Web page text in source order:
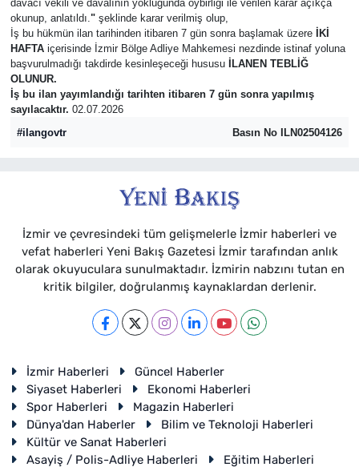
davacı vekili ve davalının yokluğunda oybirliği ile verilen karar açıkça
okunup, anlatıldı."şeklinde karar verilmiş olup,
İş bu hükmün ilan tarihinden itibaren 7 gün sonra başlamak üzere
İKİ
HAFTAiçerisinde İzmir Bölge Adliye Mahkemesi nezdinde istinaf yoluna
başvurulmadığı takdirde kesinleşeceği hususuİLANEN TEBLİĞ
OLUNUR.
İş bu ilan yayımlandığı tarihten itibaren 7 gün sonra yapılmış
sayılacaktır. 02.07.2026
#ilangovtr
Basın No ILN02504126
İzmir ve çevresindeki tüm gelişmelerle İzmir haberleri ve
vefat haberleri Yeni Bakış Gazetesi İzmir tarafından anlık
olarak okuyuculara sunulmaktadır. İzmirin nabzını tutan en
kritik bilgiler, doğrulanmış kaynaklardan derlenir.
İzmir Haberleri
Güncel Haberler
Siyaset Haberleri
Ekonomi Haberleri
Spor Haberleri
Magazin Haberleri
Dünya'dan Haberler
Bilim ve Teknoloji Haberleri
Kültür ve Sanat Haberleri
Asayiş / Polis-Adliye Haberleri
Eğitim Haberleri